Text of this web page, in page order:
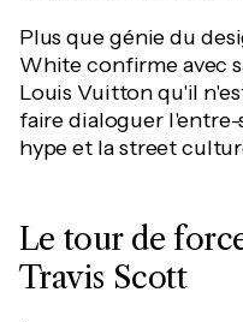
Plus que génie du
White confirme avec
Louis Vuitton qu'il
faire dialoguer
hype et la street
Le tour de
Travis Scott